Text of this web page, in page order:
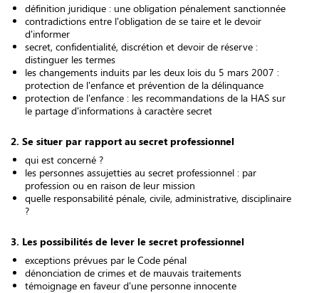
définition juridique : une obligation pénalement sanctionnée
contradictions entre l'obligation de se taire et le devoir
d'informer
secret, confidentialité, discrétion et devoir de réserve :
distinguer les termes
les changements induits par les deux lois du 5 mars 2007 :
protection de l'enfance et prévention de la délinquance
protection de l'enfance : les recommandations de la HAS sur
le partage d'informations à caractère secret
2. Se situer par rapport au secret professionnel
qui est concerné ?
les personnes assujetties au secret professionnel : par
profession ou en raison de leur mission
quelle responsabilité pénale, civile, administrative, disciplinaire
?
3. Les possibilités de lever le secret professionnel
exceptions prévues par le Code pénal
dénonciation de crimes et de mauvais traitements
témoignage en faveur d'une personne innocente